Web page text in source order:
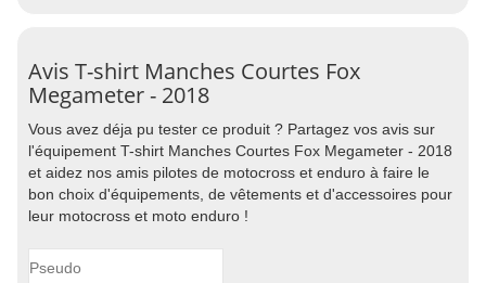
Avis T-shirt Manches Courtes Fox
Megameter - 2018
Vous avez déja pu tester ce produit ? Partagez vos avis sur
l'équipement T-shirt Manches Courtes Fox Megameter - 2018
et aidez nos amis pilotes de motocross et enduro à faire le
bon choix d'équipements, de vêtements et d'accessoires pour
leur motocross et moto enduro !